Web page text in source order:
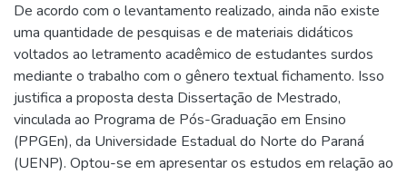
De acordo com o levantamento realizado, ainda não existe
uma quantidade de pesquisas e de materiais didáticos
voltados ao letramento acadêmico de estudantes surdos
mediante o trabalho com o gênero textual fichamento. Isso
justifica a proposta desta Dissertação de Mestrado,
vinculada ao Programa de Pós-Graduação em Ensino
(PPGEn), da Universidade Estadual do Norte do Paraná
(UENP). Optou-se em apresentar os estudos em relação ao